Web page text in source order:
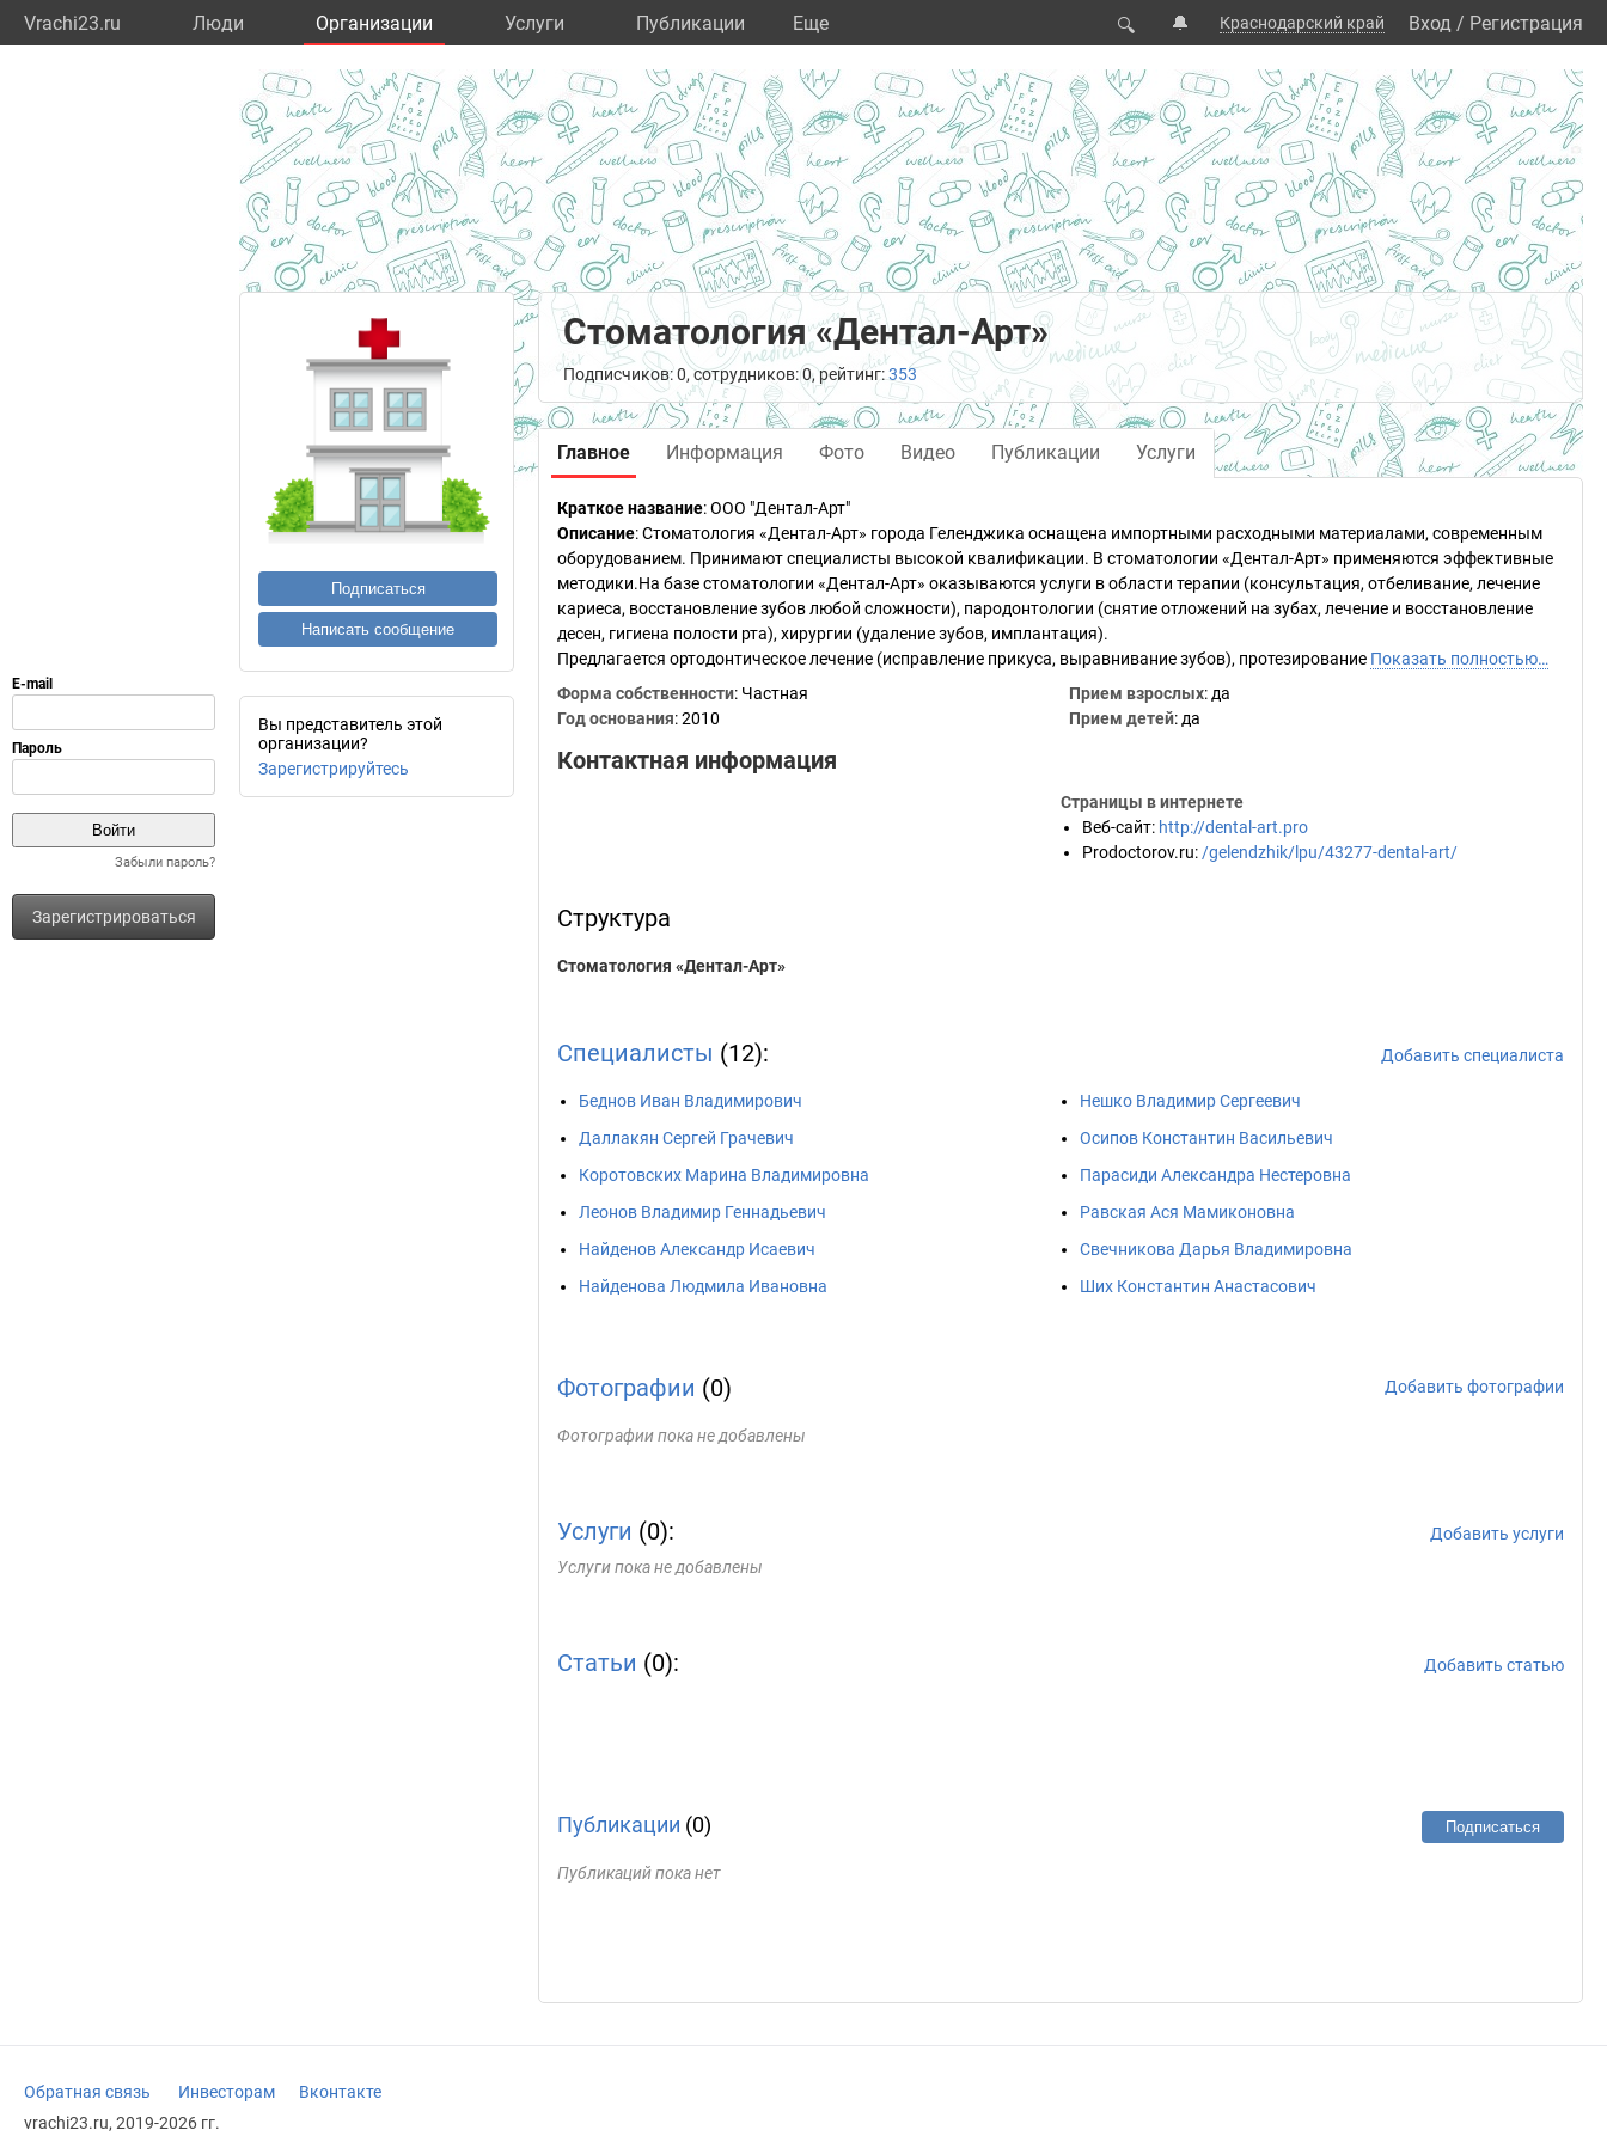
Vrachi23.ru Люди Организации Услуги Публикации Eще 🔍 🔔 Краснодарский край Вход / Регистрация
Забыли пароль?
Зарегистрироваться
Подписаться
Написать сообщение
Вы представитель этой
организации?
Зарегистрируйтесь
Стоматология «Дентал-Арт»
Подписчиков: 0, сотрудников: 0, рейтинг:353
Главное Информация Фото Видео Публикации Услуги
Краткое название:ООО "Дентал-Арт"
Описание: Стоматология «Дентал-Арт» города Геленджика оснащена импортными расходными материалами, современным
оборудованием. Принимают специалисты высокой квалификации. В стоматологии «Дентал-Арт» применяются эффективные
методики.На базе стоматологии «Дентал-Арт» оказываются услуги в области терапии (консультация, отбеливание, лечение
кариеса, восстановление зубов любой сложности), пародонтологии (снятие отложений на зубах, лечение и восстановление
десен, гигиена полости рта), хирургии (удаление зубов, имплантация).
Предлагается ортодонтическое лечение (исправление прикуса, выравнивание зубов), протезирование Показать полностью…
Форма собственности: Частная
Год основания:2010
Прием взрослых: да
Прием детей: да
Контактная информация
Страницы в интернете
Веб-сайт: http://dental-art.pro
Prodoctorov.ru: /gelendzhik/lpu/43277-dental-art/
Структура
Стоматология «Дентал-Арт»
Специалисты (12): Добавить специалиста
Беднов Иван Владимирович
Даллакян Сергей Грачевич
Коротовских Марина Владимировна
Леонов Владимир Геннадьевич
Найденов Александр Исаевич
Найденова Людмила Ивановна
Нешко Владимир Сергеевич
Осипов Константин Васильевич
Парасиди Александра Нестеровна
Равская Ася Мамиконовна
Свечникова Дарья Владимировна
Ших Константин Анастасович
Фотографии (0) Добавить фотографии
Фотографии пока не добавлены
Услуги (0):
Добавить услуги
Услуги пока не добавлены
Статьи (0): Добавить статью
Публикации (0) Подписаться
Публикаций пока нет
Обратная связь Инвесторам
Вконтакте
vrachi23.ru, 2019-2026 гг.